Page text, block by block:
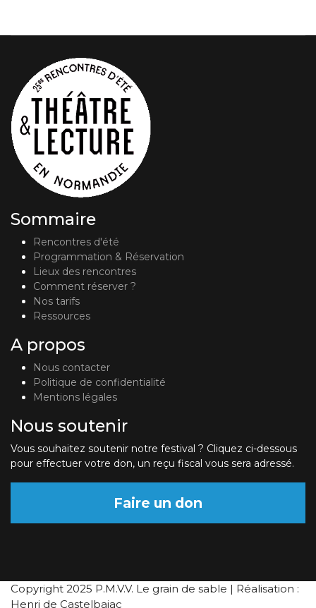
Sommaire
Rencontres d'été
Programmation & Réservation
Lieux des rencontres
Comment réserver ?
Nos tarifs
Ressources
A propos
Nous contacter
Politique de confidentialité
Mentions légales
Nous soutenir
Vous souhaitez soutenir notre festival ? Cliquez ci-dessous
pour effectuer votre don, un reçu fiscal vous sera adressé.
Faire un don
Copyright 2025 P.M.V.V. Le grain de sable | Réalisation :
Henri de Castelbajac